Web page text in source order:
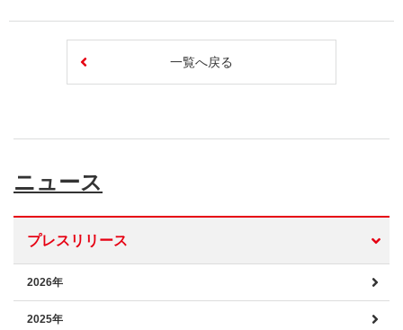
一覧へ戻る
ニュース
プレスリリース
2026年
2025年